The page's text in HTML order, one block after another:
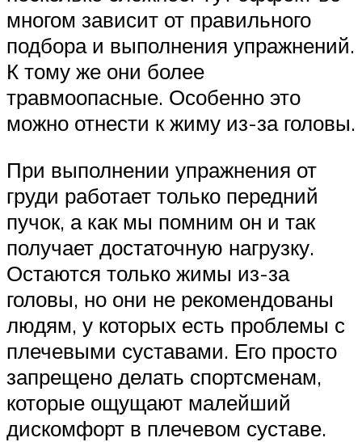
многом зависит от правильного
подбора и выполнения упражнений.
К тому же они более
травмоопасные. Особенно это
можно отнести к жиму из-за головы.
При выполнении упражнения от
груди работает только передний
пучок, а как мы помним он и так
получает достаточную нагрузку.
Остаются только жимы из-за
головы, но они не рекомендованы
людям, у которых есть проблемы с
плечевыми суставами. Его просто
запрещено делать спортсменам,
которые ощущают малейший
дискомфорт в плечевом суставе.